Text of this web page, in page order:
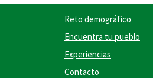
Reto demográfico
Encuentra tu pueblo
Experiencias
Contacto